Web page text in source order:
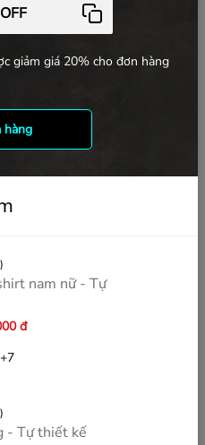
giảm giá 20% cho đơn hàng
hàng
nam nữ - Tự
đ
+7
- Tự thiết kế